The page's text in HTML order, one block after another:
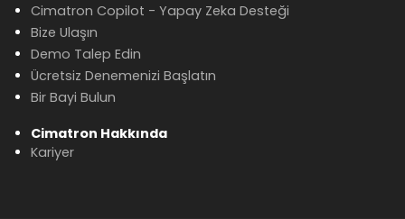
Cimatron Copilot - Yapay Zeka Desteği
Bize Ulaşın
Demo Talep Edin
Ücretsiz Denemenizi Başlatın
Bir Bayi Bulun
Cimatron Hakkında
Kariyer